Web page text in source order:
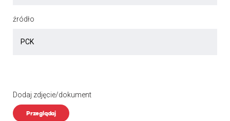
źródło
Dodaj zdjęcie/dokument
Przeglądaj